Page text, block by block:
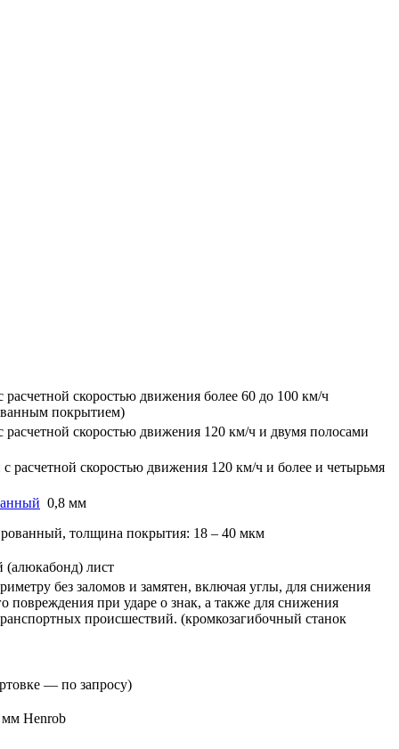
скоростью движения более 60 до 100 км/ч
покрытием)
скоростью движения 120 км/ч и двумя полосами
расчетной скоростью движения 120 км/ч и более и четырьмя
0,8 мм
толщина покрытия: 18 – 40 мкм
лист
без заломов и замятен, включая углы, для снижения
повреждения при ударе о знак, а также для снижения
происшествий. (кромкозагибочный станок
— по запросу)
Henrob